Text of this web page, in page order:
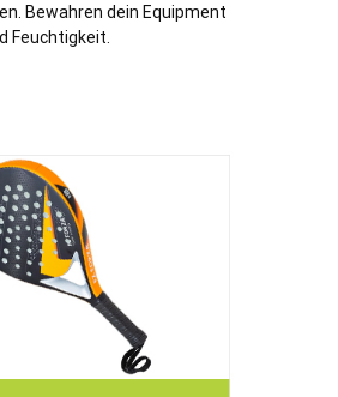
Bewahren dein Equipment
Feuchtigkeit.